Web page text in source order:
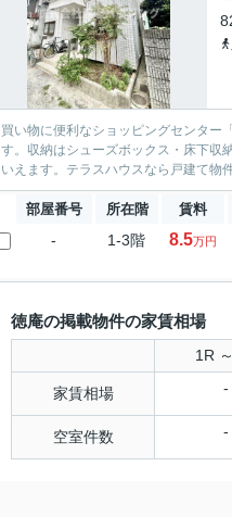
買い物に便利なショッピングセンター
す。収納はシューズボックス・床下収
いえます。テラスハウスなら戸建て物
部屋番号 所在階 賃料
- 1-3階 8.5万円
徳庵の掲載物件の家賃相場
1R
家賃相場 -
空室件数 -